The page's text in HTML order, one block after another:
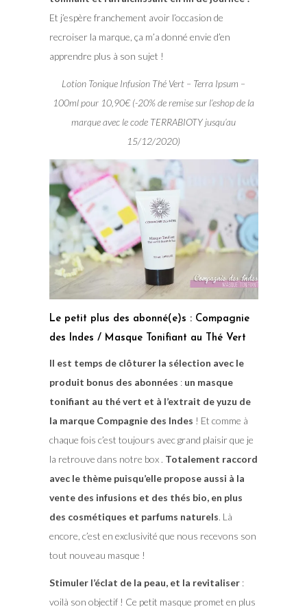
Et j’espère franchement avoir l’occasion de
recroiser la marque, ça m’a donné envie d’en
apprendre plus à son sujet !
Lotion Tonique Infusion Thé Vert – Terra Ipsum –
100ml pour 10,90€ (-20% de remise sur l’eshop de la
marque avec le code TERRABIOTY jusqu’au
15/12/2020)
Le petit plus des abonné(e)s : Compagnie
des Indes / Masque Tonifiant au Thé Vert
Il est temps de clôturer la sélection avec le
produit bonus des abonnées : un masque
tonifiant au thé vert et à l’extrait de yuzu de
la marque Compagnie des Indes ! Et comme à
chaque fois c’est toujours avec grand plaisir que je
la retrouve dans notre box . Totalement raccord
avec le thème puisqu’elle propose aussi à la
vente des infusions et des thés bio, en plus
des cosmétiques et parfums naturels. Là
encore, c’est en exclusivité que nous recevons son
tout nouveau masque !
Stimuler l’éclat de la peau, et la revitaliser:
voilà son objectif ! Ce petit masque promet en plus